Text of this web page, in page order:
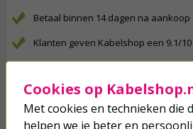
Betaal binnen 14 dagen na aankoop
Klanten geven Kabelshop een 9.1/10
Anderen kochten ook...
Cookies op
Met cookies en technieken die
helpen we je beter en